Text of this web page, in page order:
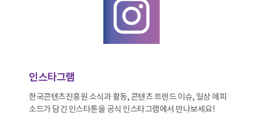
인스타그램
한국콘텐츠진흥원 소식과 활동, 콘텐츠 트렌드 이슈, 일상 에피
소드가 담긴 인스타툰을 공식 인스타그램에서 만나보세요!